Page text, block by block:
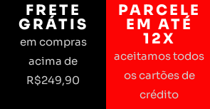
FRETE
GRÁTIS
em compras
acima de
R$249,90
PARCELE
EM ATÉ
12X
aceitamos todos
os cartões de
crédito